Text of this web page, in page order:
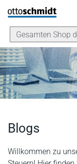
Direkt zum Inhalt
Blogs
Willkommen zu